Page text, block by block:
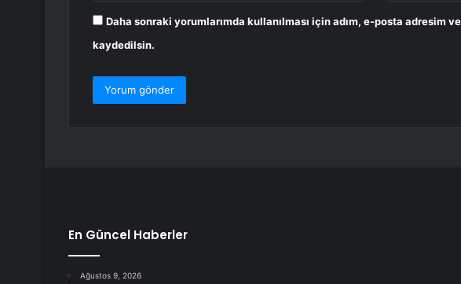
Daha sonraki yorumlarımda kullanılması için adım, e-posta adresim
kaydedilsin.
En Güncel Haberler
Ağustos 9, 2026